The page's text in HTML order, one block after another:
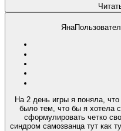
Яна
На 2 день игры я поняла,
было тем, что бы я хотела
сформулировать четко
синдром самозванца тут как